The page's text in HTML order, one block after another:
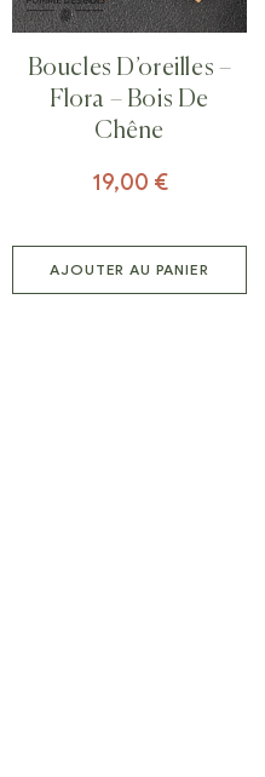
Boucles D’oreilles –
Flora – Bois De
Chêne
19,00 €
AJOUTER AU PANIER